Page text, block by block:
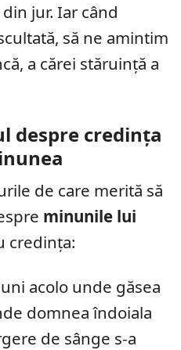
jur. Iar când
să ne amintim
a cărei stăruință a
despre credința
de care merită să
minunile lui
credința:
acolo unde găsea
domnea îndoiala
de sânge s-a